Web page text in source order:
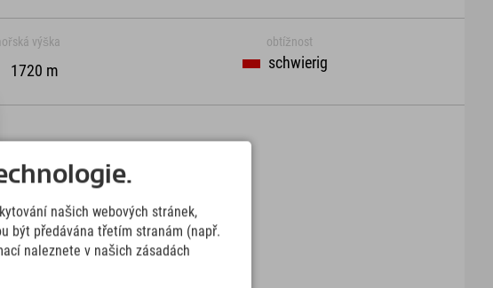
výška
1720 m
obtížnost
schwierig
našich webových stránek,
být předávána třetím stranám (např.
naleznete v našich zásadách